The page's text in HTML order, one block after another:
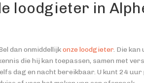
loodgieter in
dan onmiddellijkonze loodgieter. Die kan
die hij kan toepassen, samen met
dag en nacht bereikbaar. U kunt 24